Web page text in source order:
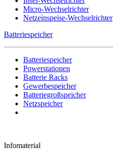
Micro-Wechselrichter
Netzeinspeise-Wechselrichter
Batteriespeicher
Batteriespeicher
Powerstationen
Batterie Racks
Gewerbespeicher
Batteriegroßspeicher
Netzspeicher
Infomaterial